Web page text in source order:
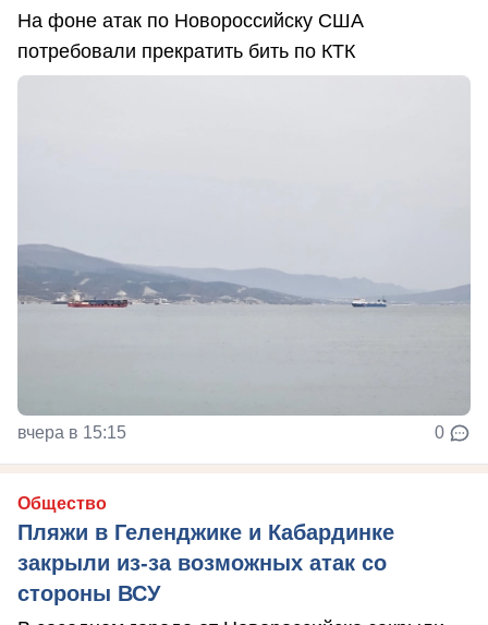
На фоне атак по Новороссийску США
потребовали прекратить бить по КТК
вчера в 15:15 0
Общество
Пляжи в Геленджике и Кабардинке
закрыли из-за возможных атак со
стороны ВСУ